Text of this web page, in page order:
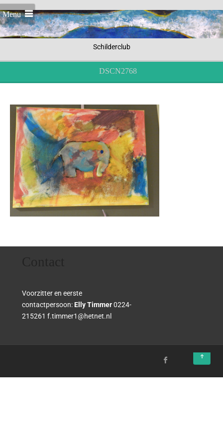
Menu
Schilderclub
DSCN2768
Voorzitter en eerste
contactpersoon: Elly Timmer0224-
215261 f.timmer1@hetnet.nl
↑